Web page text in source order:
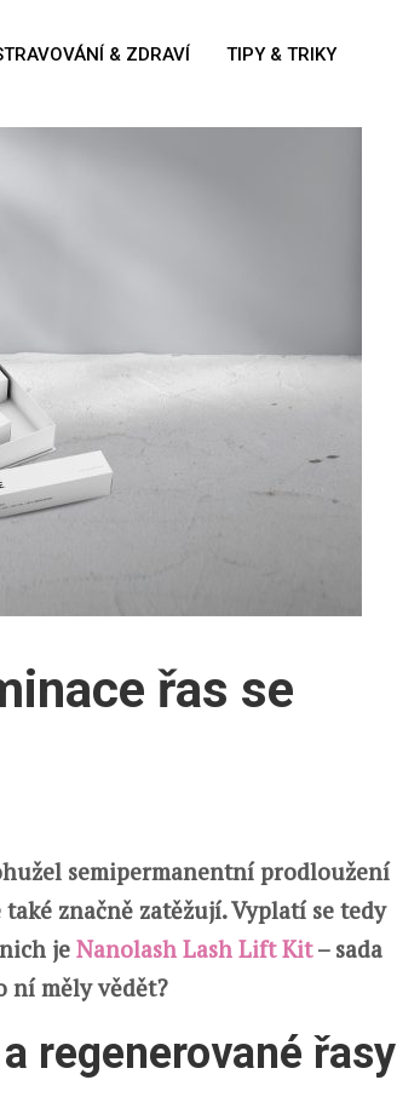
& ZDRAVÍ TIPY & TRIKY
řas se
semipermanentní prodloužení
značně zatěžují. Vyplatí se tedy
je Nanolash Lash Lift Kit– sada
ní měly vědět?
regenerované řasy